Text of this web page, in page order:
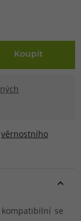
Koupit
věrnostního
se